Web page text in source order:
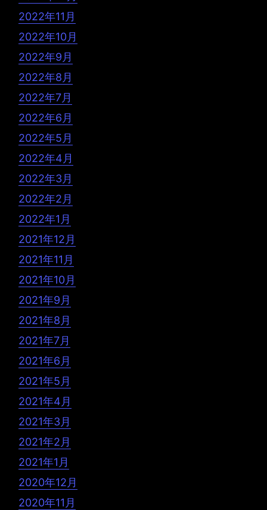
2022年11月
2022年10月
2022年9月
2022年8月
2022年7月
2022年6月
2022年5月
2022年4月
2022年3月
2022年2月
2022年1月
2021年12月
2021年11月
2021年10月
2021年9月
2021年8月
2021年7月
2021年6月
2021年5月
2021年4月
2021年3月
2021年2月
2021年1月
2020年12月
2020年11月